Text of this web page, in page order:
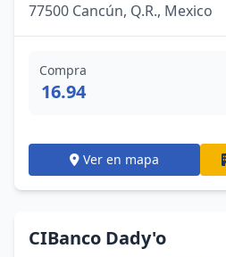
77500 Cancún, Q.R., Mexico
Compra
16.94
Ver en mapa
CIBanco Dady'o